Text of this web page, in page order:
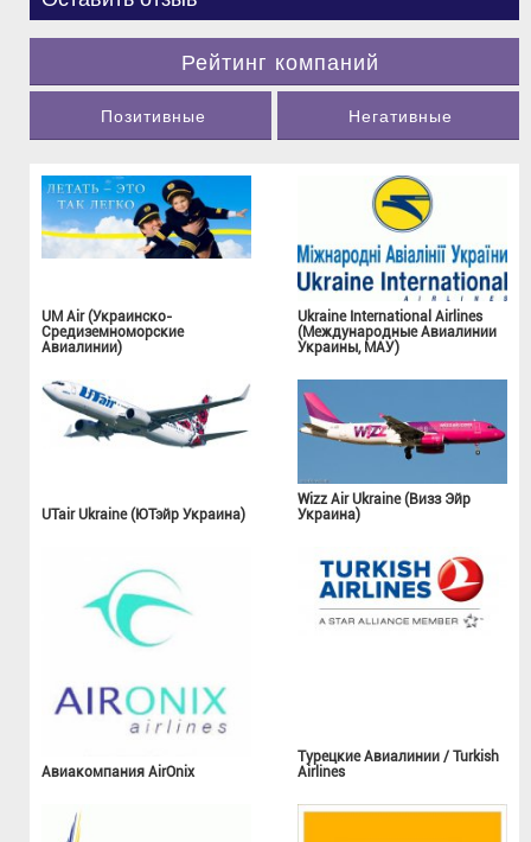
Рейтинг компаний
Позитивные Негативные
UM Air (Украинско-
Средиземноморские
Авиалинии)
Ukraine International Airlines
(Международные Авиалинии
Украины, МАУ)
UTair Ukraine (ЮТэйр Украина)
Wizz Air Ukraine (Визз Эйр
Украина)
Авиакомпания AirOnix
Турецкие Авиалинии / Turkish
Airlines